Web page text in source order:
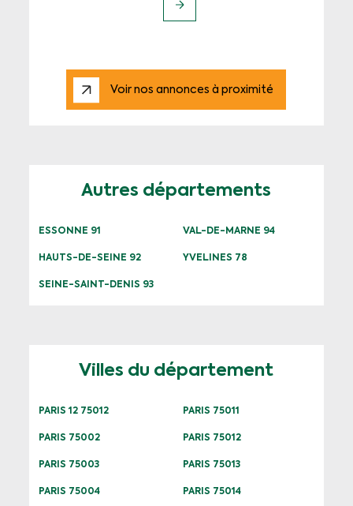
Voir nos annonces à proximité
Autres départements
ESSONNE 91
HAUTS-DE-SEINE 92
SEINE-SAINT-DENIS 93
VAL-DE-MARNE 94
YVELINES 78
Villes du département
PARIS 12 75012
PARIS 75002
PARIS 75003
PARIS 75004
PARIS 75011
PARIS 75012
PARIS 75013
PARIS 75014